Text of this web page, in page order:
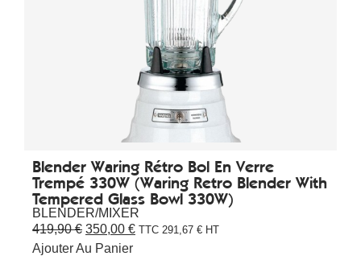
Blender Waring Rétro Bol En Verre
Trempé 330W (Waring Retro Blender With
Tempered Glass Bowl 330W)
BLENDER/MIXER
419,90€ 350,00 € TTC 291,67 € HT
Ajouter Au Panier